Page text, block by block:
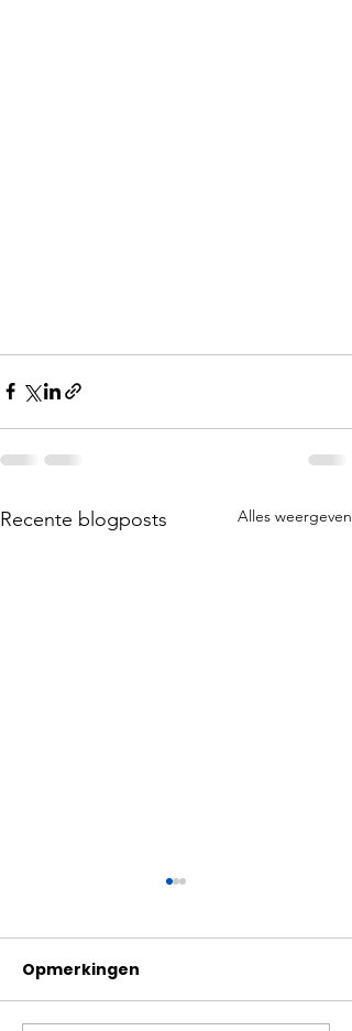
Recente blogposts Alles weergeven
Opmerkingen